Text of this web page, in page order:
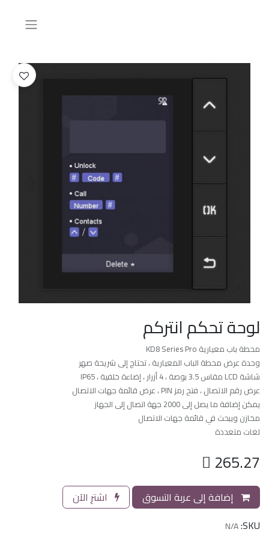
لوحة تحكم انتركم
محطة باب معيارية KD8 Series Pro
وحدة عرض محطة الباب المعيارية ، تحتاج إلى شريحة صهر
شاشة LCD مقاس 3.5 بوصة ، 4 أزرار ، إضاءة خلفية ، IP65
عرض رقم الاتصال ، فتح رمز PIN ، عرض قائمة جهات الاتصال
يمكن إضافة ما يصل إلى 2000 جهة اتصال إلى الجهاز
مخازن ويبحث في قائمة جهات الاتصال
لغات متعددة
 265.27
إضافة إلى عربة التسوق
اشترِ الآن
SKU:
N/A